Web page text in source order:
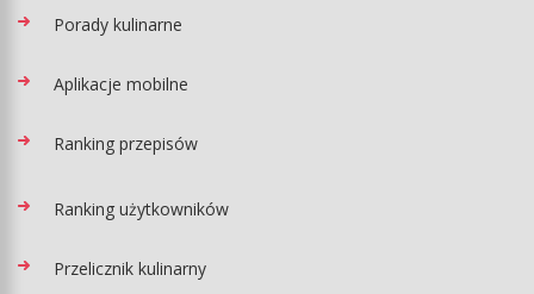
Porady kulinarne
Aplikacje mobilne
Ranking przepisów
Ranking użytkowników
Przelicznik kulinarny